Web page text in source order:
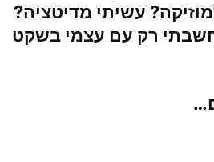
עשיתי מדיטציה?
רק עם עצמי בשקט